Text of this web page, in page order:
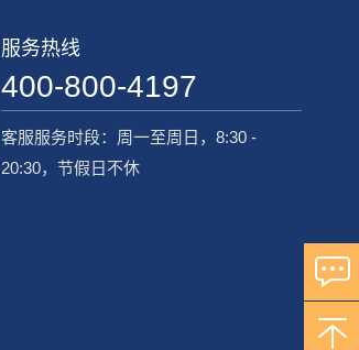
服务热线
400-800-4197
客服服务时段：周一至周日，8:30 -
20:30，节假日不休